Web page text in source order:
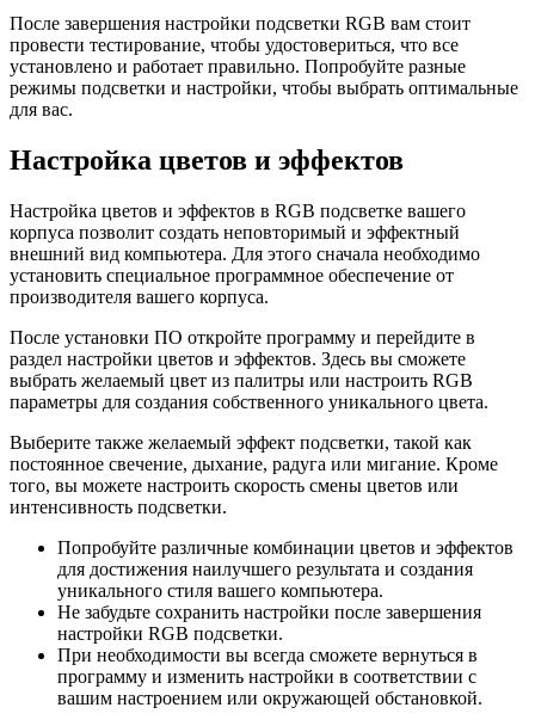
После завершения настройки подсветки RGB вам стоит
провести тестирование, чтобы удостовериться, что все
установлено и работает правильно. Попробуйте разные
режимы подсветки и настройки, чтобы выбрать оптимальные
для вас.
Настройка цветов и эффектов
Настройка цветов и эффектов в RGB подсветке вашего
корпуса позволит создать неповторимый и эффектный
внешний вид компьютера. Для этого сначала необходимо
установить специальное программное обеспечение от
производителя вашего корпуса.
После установки ПО откройте программу и перейдите в
раздел настройки цветов и эффектов. Здесь вы сможете
выбрать желаемый цвет из палитры или настроить RGB
параметры для создания собственного уникального цвета.
Выберите также желаемый эффект подсветки, такой как
постоянное свечение, дыхание, радуга или мигание. Кроме
того, вы можете настроить скорость смены цветов или
интенсивность подсветки.
Попробуйте различные комбинации цветов и эффектов
для достижения наилучшего результата и создания
уникального стиля вашего компьютера.
Не забудьте сохранить настройки после завершения
настройки RGB подсветки.
При необходимости вы всегда сможете вернуться в
программу и изменить настройки в соответствии с
вашим настроением или окружающей обстановкой.